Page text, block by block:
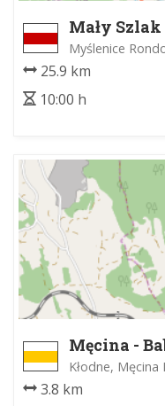
Mały
Myślenice
25.9 km
10:00 h
Męcina -
Kłodne, Męcina
3.8 km